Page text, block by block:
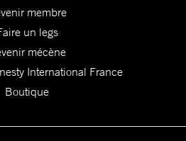
membre
un legs
mécène
International France
Boutique